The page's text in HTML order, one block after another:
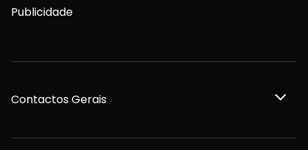
Publicidade
Contactos Gerais